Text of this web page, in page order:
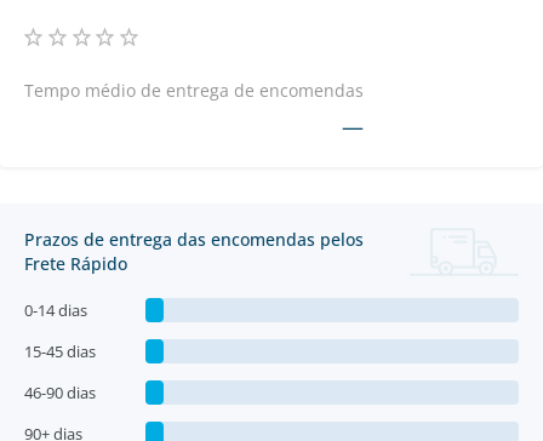
Tempo médio de entrega de encomendas
—
Prazos de entrega das encomendas pelos
Frete Rápido
0-14 dias
15-45 dias
46-90 dias
90+ dias